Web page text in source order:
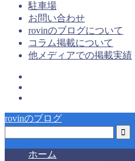
駐車場
お問い合わせ
rovinのブログについて
コラム掲載について
他メディアでの掲載実績
rovinのブログ
ホーム